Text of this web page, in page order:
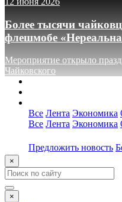
Более тысячи
флешмобе
Мероприятие открыло
Чайковского
Все Лента Экономика
Все Лента Экономика
Предложить новость
×
×